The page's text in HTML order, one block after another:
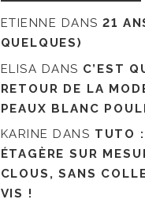
ETIENNE DANS21
QUELQUES)
ELISA DANS C’EST
RETOUR DE LA
PEAUX BLANC
KARINE DANS TUTO
ÉTAGÈRE SUR
CLOUS, SANS
VIS !